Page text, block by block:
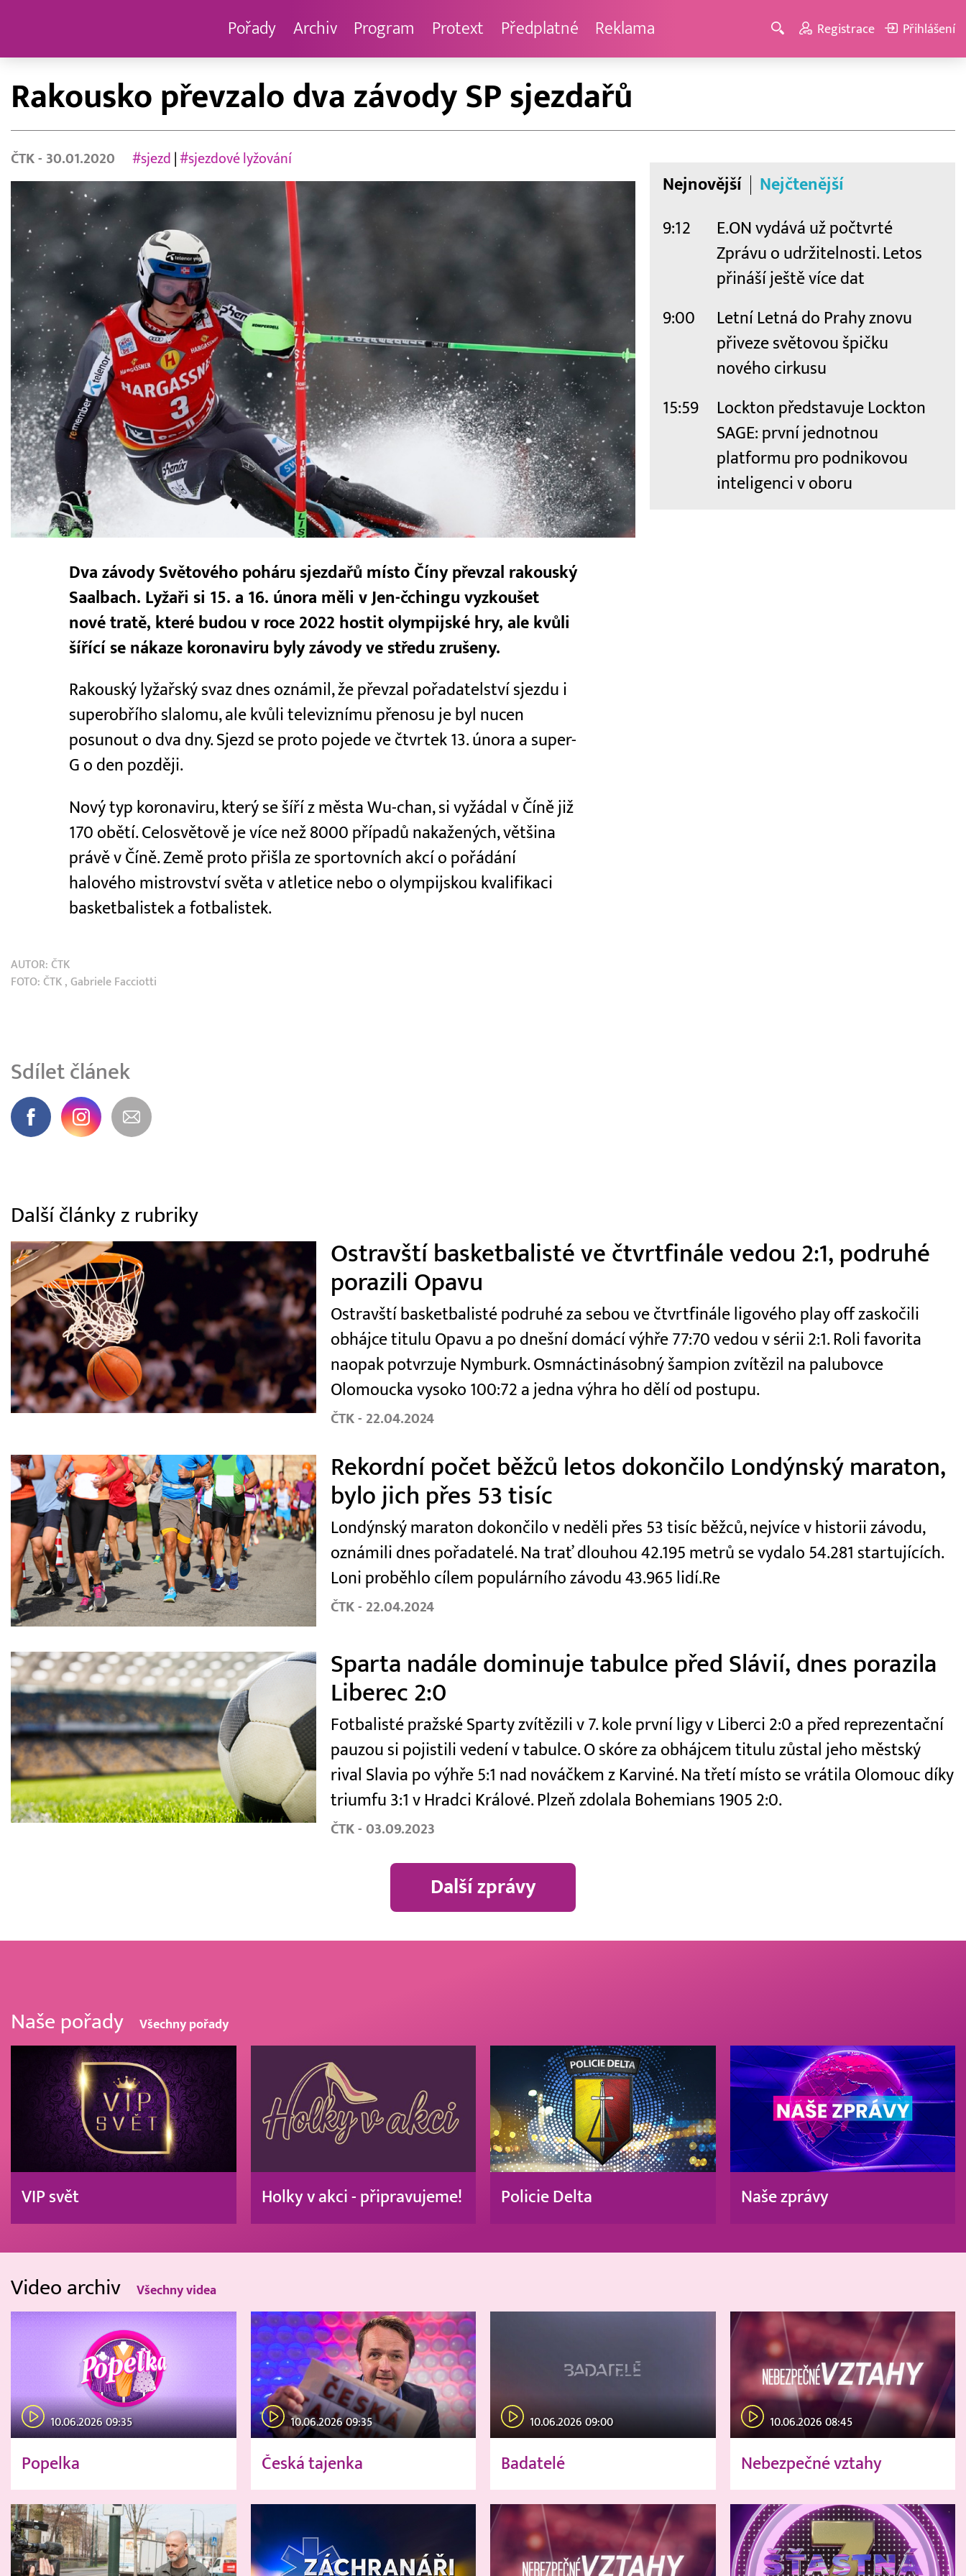
Pořady Archiv Program Protext Předplatné Reklama Registrace Přihlášení
Rakousko převzalo dva závody SP sjezdařů
ČTK - 30.01.2020 #sjezd #sjezdové lyžování
Dva závody Světového poháru sjezdařů místo Číny převzal rakouský
Saalbach. Lyžaři si 15. a 16. února měli v Jen-čchingu vyzkoušet
nové tratě, které budou v roce 2022 hostit olympijské hry, ale kvůli
šířící se nákaze koronaviru byly závody ve středu zrušeny.
Rakouský lyžařský svaz dnes oznámil, že převzal pořadatelství sjezdu i
superobřího slalomu, ale kvůli televiznímu přenosu je byl nucen
posunout o dva dny. Sjezd se proto pojede ve čtvrtek 13. února a super-
G o den později.
Nový typ koronaviru, který se šíří z města Wu-chan, si vyžádal v Číně již
170 obětí. Celosvětově je více než 8000 případů nakažených, většina
právě v Číně. Země proto přišla ze sportovních akcí o pořádání
halového mistrovství světa v atletice nebo o olympijskou kvalifikaci
basketbalistek a fotbalistek.
AUTOR: ČTK
FOTO: ČTK , Gabriele Facciotti
Sdílet článek
Nejnovější Nejčtenější
9:12
E.ON vydává už počtvrté
Zprávu o udržitelnosti. Letos
přináší ještě více dat
9:00
Letní Letná do Prahy znovu
přiveze světovou špičku
nového cirkusu
15:59
Lockton představuje Lockton
SAGE: první jednotnou
platformu pro podnikovou
inteligenci v oboru
Další články z rubriky
Ostravští basketbalisté ve čtvrtfinále vedou 2:1, podruhé
porazili Opavu
Ostravští basketbalisté podruhé za sebou ve čtvrtfinále ligového play off zaskočili
obhájce titulu Opavu a po dnešní domácí výhře 77:70 vedou v sérii 2:1. Roli favorita
naopak potvrzuje Nymburk. Osmnáctinásobný šampion zvítězil na palubovce
Olomoucka vysoko 100:72 a jedna výhra ho dělí od postupu.
ČTK - 22.04.2024
Rekordní počet běžců letos dokončilo Londýnský maraton,
bylo jich přes 53 tisíc
Londýnský maraton dokončilo v neděli přes 53 tisíc běžců, nejvíce v historii závodu,
oznámili dnes pořadatelé. Na trať dlouhou 42.195 metrů se vydalo 54.281 startujících.
Loni proběhlo cílem populárního závodu 43.965 lidí.Re
ČTK - 22.04.2024
Sparta nadále dominuje tabulce před Slávií, dnes porazila
Liberec 2:0
Fotbalisté pražské Sparty zvítězili v 7. kole první ligy v Liberci 2:0 a před reprezentační
pauzou si pojistili vedení v tabulce. O skóre za obhájcem titulu zůstal jeho městský
rival Slavia po výhře 5:1 nad nováčkem z Karviné. Na třetí místo se vrátila Olomouc díky
triumfu 3:1 v Hradci Králové. Plzeň zdolala Bohemians 1905 2:0.
ČTK - 03.09.2023
Další zprávy
Naše pořady Všechny pořady
VIP svět Holky v akci - připravujeme! Policie Delta Naše zprávy
Video archiv Všechny videa
10.06.2026 09:35
Popelka
10.06.2026 09:35
Česká tajenka
10.06.2026 09:00
Badatelé
10.06.2026 08:45
Nebezpečné vztahy